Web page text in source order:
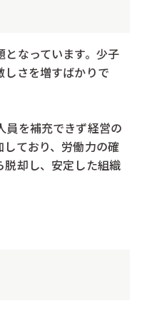
なっています。少子
さを増すばかりで
員を補充できず経営の
ており、労働力の確
却し、安定した組織